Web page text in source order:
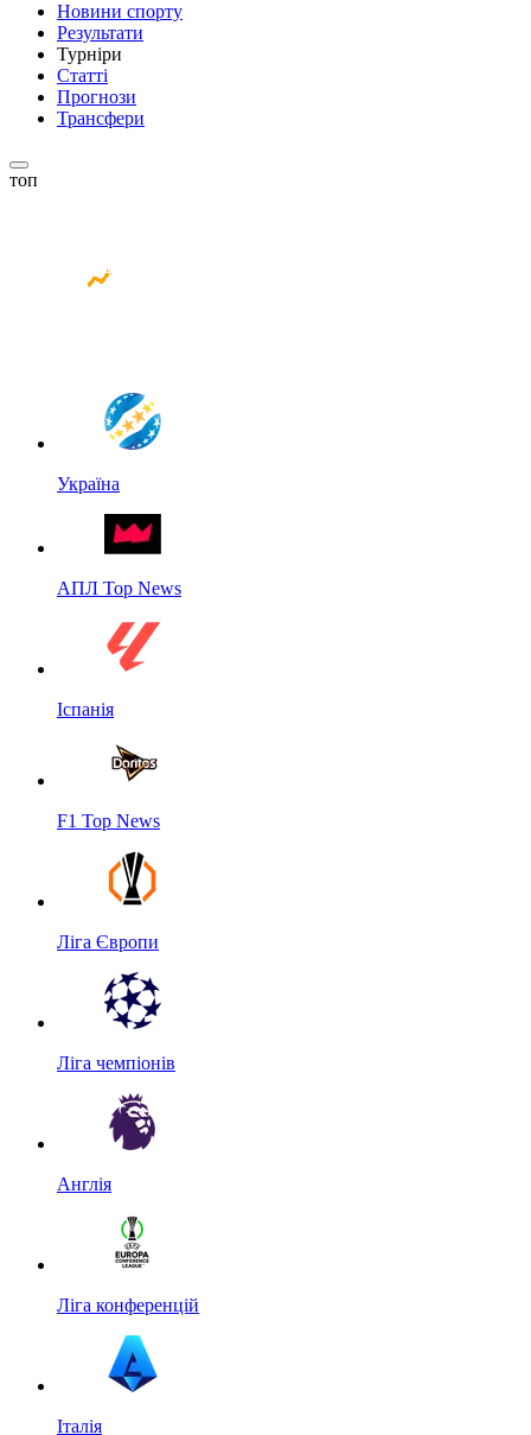
Новини спорту
Результати
Турніри
Статті
Прогнози
Трансфери
топ
Україна
АПЛ Top News
Іспанія
F1 Top News
Ліга Європи
Ліга чемпіонів
Англія
Ліга конференцій
Італія